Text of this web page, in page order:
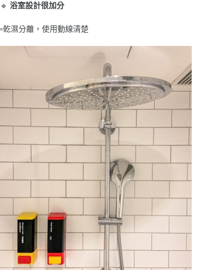
🔹 浴室設計很加分
▫️乾濕分離，使用動線清楚